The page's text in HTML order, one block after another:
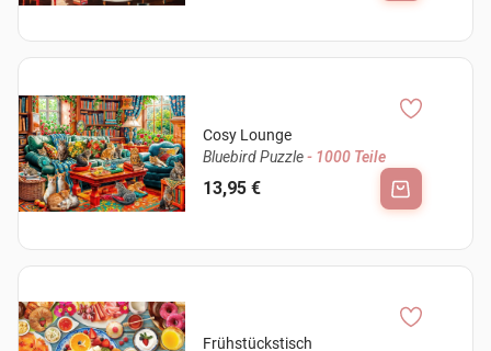
Cosy Lounge
Bluebird Puzzle- 1000 Teile
13,95 €
Frühstückstisch